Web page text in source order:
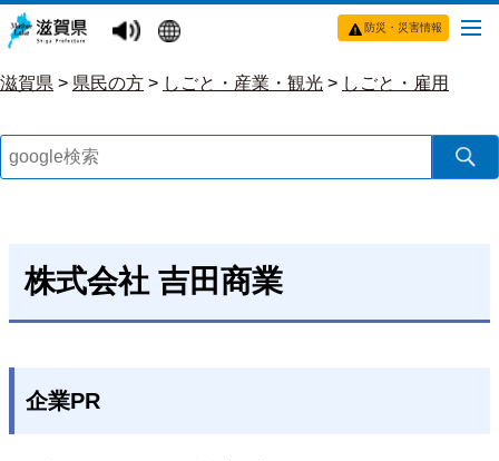
防災・災害情報
滋賀県 > 県民の方 > しごと・産業・観光 > しごと・雇用
株式会社 吉田商業
企業PR